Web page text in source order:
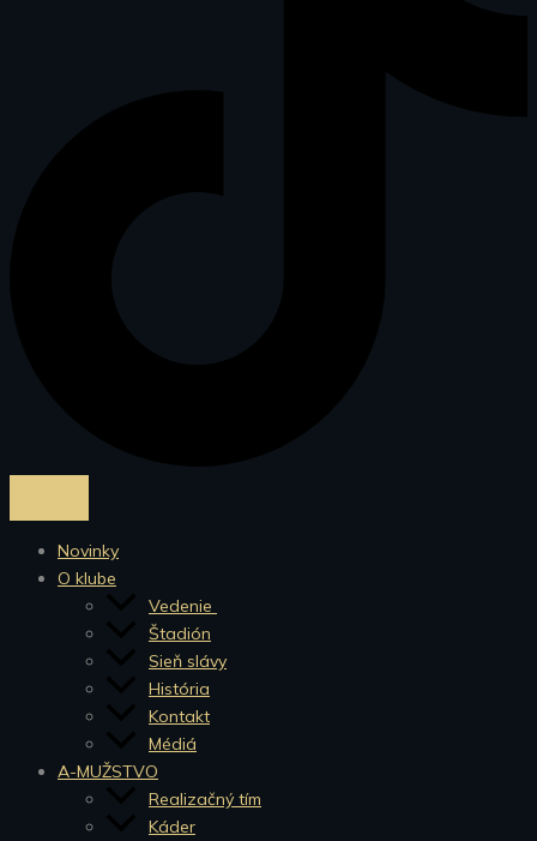
Novinky
O klube
Vedenie
Štadión
Sieň slávy
História
Kontakt
Médiá
A-MUŽSTVO
Realizačný tím
Káder